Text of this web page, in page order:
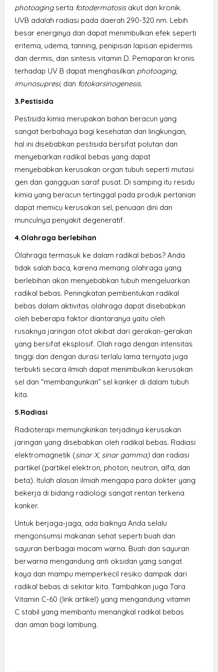
photoagingserta fotodermatosis akut dan kronik.
UVB adalah radiasi pada daerah 290-320 nm. Lebih
besar energinya dan dapat menimbulkan efek seperti
eritema, udema, tanning, penipisan lapisan epidermis
dan dermis, dan sintesis vitamin D. Pemaparan kronis
terhadap UV B dapat menghasilkan photoaging,
imunosupresi, dan fotokarsinogenesis.
3.Pestisida
Pestisida kimia merupakan bahan beracun yang
sangat berbahaya bagi kesehatan dan lingkungan,
hal ini disebabkan pestisida bersifat polutan dan
menyebarkan radikal bebas yang dapat
menyebabkan kerusakan organ tubuh seperti mutasi
gen dan gangguan saraf pusat. Di samping itu residu
kimia yang beracun tertinggal pada produk pertanian
dapat memicu kerusakan sel, penuaan dini dan
munculnya penyakit degeneratif.
4.Olahraga berlebihan
Olahraga termasuk ke dalam radikal bebas? Anda
tidak salah baca, karena memang olahraga yang
berlebihan akan menyebabkan tubuh mengeluarkan
radikal bebas. Peningkatan pembentukan radikal
bebas dalam aktivitas olahraga dapat disebabkan
oleh beberapa faktor diantaranya yaitu oleh
rusaknya jaringan otot akibat dari gerakan-gerakan
yang bersifat eksplosif. Olah raga dengan intensitas
tinggi dan dengan durasi terlalu lama ternyata juga
terbukti secara ilmiah dapat menimbulkan kerusakan
sel dan “membangunkan” sel kanker di dalam tubuh
kita.
5.Radiasi
Radioterapi memungkinkan terjadinya kerusakan
jaringan yang disebabkan oleh radikal bebas. Radiasi
elektromagnetik (sinar X, sinar gamma) dan radiasi
partikel (partikel elektron, photon, neutron, alfa, dan
beta). Itulah alasan ilmiah mengapa para dokter yang
bekerja di bidang radiologi sangat rentan terkena
kanker.
Untuk berjaga-jaga, ada baiknya Anda selalu
mengonsumsi makanan sehat seperti buah dan
sayuran berbagai macam warna. Buah dan sayuran
berwarna mengandung anti oksidan yang sangat
kaya dan mampu memperkecil resiko dampak dari
radikal bebas di sekitar kita. Tambahkan juga Tara
Vitamin C-60 (link artikel) yang mengandung vitamin
C stabil yang membantu menangkal radikal bebas
dan aman bagi lambung.